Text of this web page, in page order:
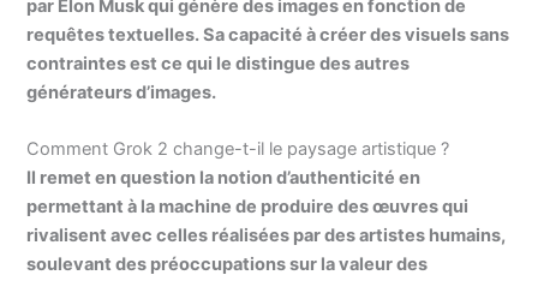
par Elon Musk qui génère des images en fonction de
requêtes textuelles. Sa capacité à créer des visuels sans
contraintes est ce qui le distingue des autres
générateurs d’images.
Comment Grok 2 change-t-il le paysage artistique ?
Il remet en question la notion d’authenticité en
permettant à la machine de produire des œuvres qui
rivalisent avec celles réalisées par des artistes humains,
soulevant des préoccupations sur la valeur des